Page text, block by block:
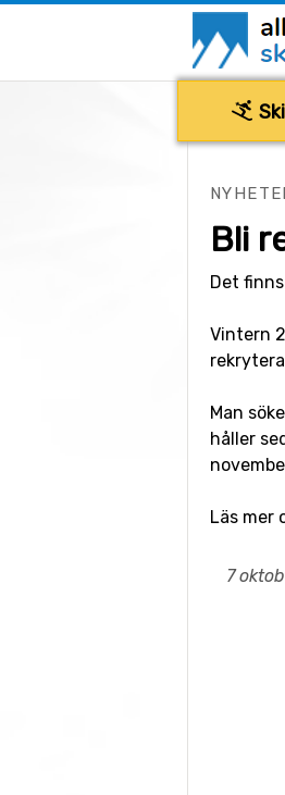
Bli
Det
Vintern
Man
håller
Läs mer
7